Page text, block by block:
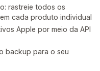
rastreie todos os
cada produto individual
Apple por meio da API
backup para o seu